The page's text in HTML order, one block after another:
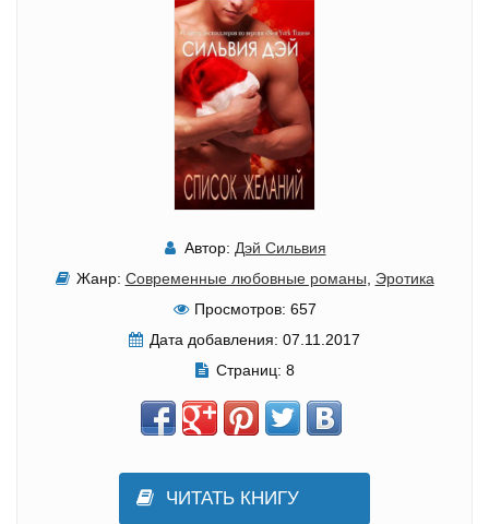
Автор: Дэй Сильвия
Жанр: Современные любовные романы
Эротика
Просмотров: 657
Дата добавления: 07.11.2017
Страниц: 8
ЧИТАТЬ КНИГУ